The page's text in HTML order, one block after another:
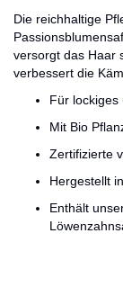
Die reichhaltige
versorgt das Haar
verbessert die
Für lockiges
Mit Bio
Zertifizierte
Hergestellt
Enthält